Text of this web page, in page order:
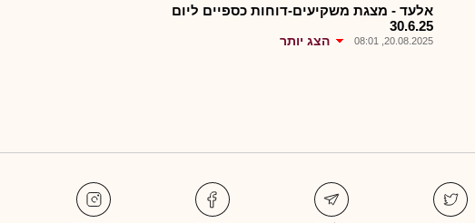
אלעד - מצגת משקיעים-דוחות כספיים ליום
30.6.25
20.08.2025, 08:01 הצג יותר